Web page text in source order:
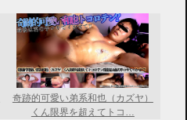
奇跡的可愛い弟系和也（カズヤ）
くん限界を超えてトコ…